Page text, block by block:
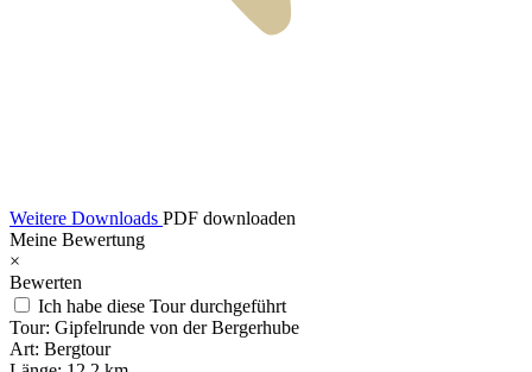
Weitere Downloads PDF downloaden
Meine Bewertung
×
Bewerten
Ich habe diese Tour durchgeführt
Tour: Gipfelrunde von der Bergerhube
Art: Bergtour